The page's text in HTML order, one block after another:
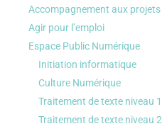
Accompagnement aux projets
Agir pour l’emploi
Espace Public Numérique
Initiation informatique
Culture Numérique
Traitement de texte niveau 1
Traitement de texte niveau 2